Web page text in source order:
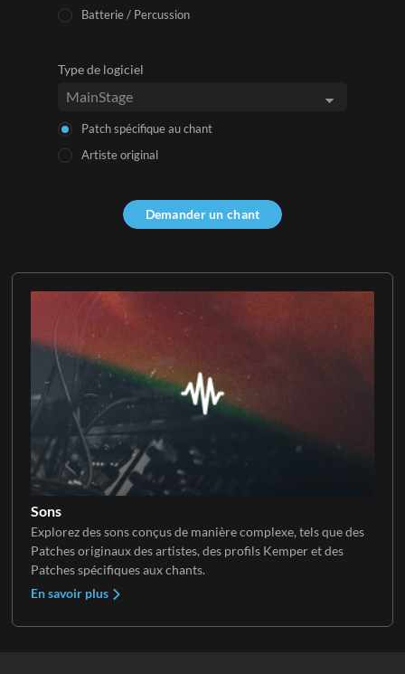
Sons
Explorez des sons conçus de manière complexe, tels que des
Patches originaux des artistes, des profils Kemper et des
Patches spécifiques aux chants.
En savoir plus
Batterie / Percussion
Type de logiciel
Patch spécifique au chant
Artiste original
Demander un chant